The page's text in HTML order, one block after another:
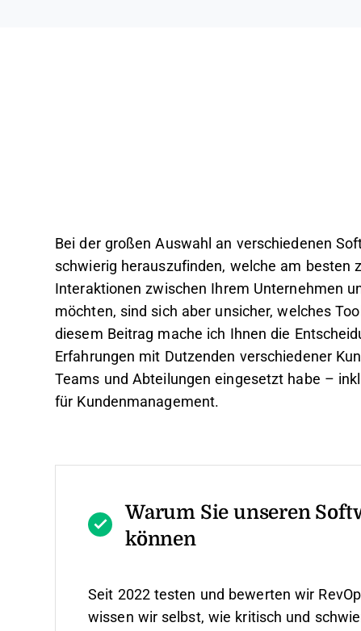
Bei der großen Auswahl an verschiedenen
schwierig herauszufinden, welche am besten
Interaktionen zwischen Ihrem Unternehmen
möchten, sind sich aber unsicher, welches
diesem Beitrag mache ich Ihnen die
Erfahrungen mit Dutzenden verschiedener
Teams und Abteilungen eingesetzt habe –
für Kundenmanagement.
Warum Sie unseren
können
Seit 2022 testen und bewerten wir
wissen wir selbst, wie kritisch und